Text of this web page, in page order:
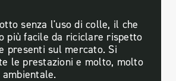
senza l'uso di colle, il che
più facile da riciclare rispetto
presenti sul mercato. Si
le prestazioni e molto, molto